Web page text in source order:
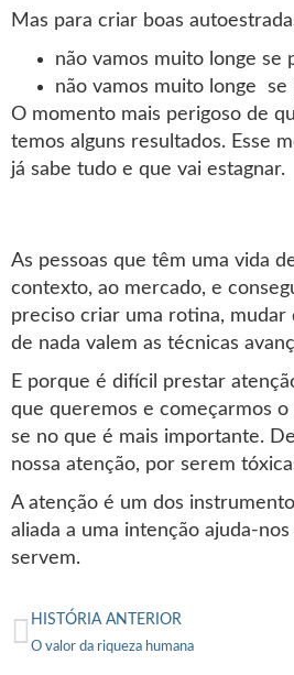
Mas para criar boas
não vamos muito longe se
não vamos muito longe se
O momento mais perigoso de
temos alguns resultados. Esse
já sabe tudo e que vai estagnar.
As pessoas que têm uma vida
contexto, ao mercado, e
preciso criar uma rotina, mudar
de nada valem as técnicas
E porque é difícil prestar
que queremos e começarmos
se no que é mais importante.
nossa atenção, por serem
A atenção é um dos
aliada a uma intenção ajuda-
servem.
HISTÓRIA ANTERIOR
O valor da riqueza humana